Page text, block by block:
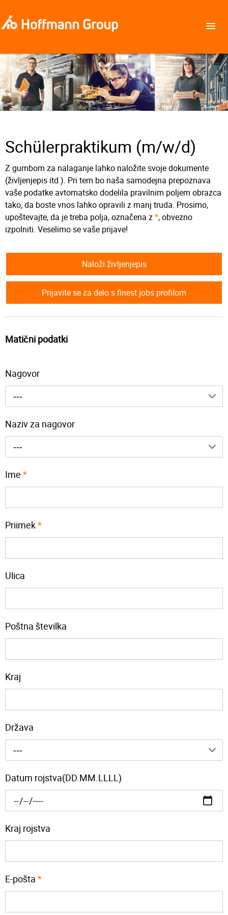
Schülerpraktikum (m/w/d)
Z gumbom za nalaganje lahko naložite svoje dokumente
(življenjepis itd.). Pri tem bo naša samodejna prepoznava
vaše podatke avtomatsko dodelila pravilnim poljem obrazca
tako, da boste vnos lahko opravili z manj truda. Prosimo,
upoštevajte, da je treba polja, označena z*, obvezno
izpolniti. Veselimo se vaše prijave!
Naloži življenjepis
Prijavite se za delo s finest jobs profilom
Matični podatki
Nagovor
---
Naziv za nagovor
---
Ime *
Priimek*
Ulica
Poštna številka
Kraj
Država
---
Datum rojstva(DD.MM.LLLL)
Kraj rojstva
E-pošta *